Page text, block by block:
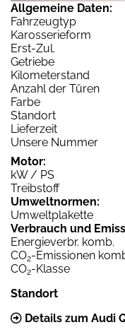
Allgemeine Daten:
Fahrzeugtyp
Karosserieform
Erst-Zul.
Getriebe
Kilometerstand
Anzahl der Türen
Farbe
Standort
Lieferzeit
Unsere Nummer
Motor:
kW / PS
Treibstoff
Umweltnormen:
Umweltplakette
Verbrauch und
Energieverbr. komb.
CO2-Emissionen
CO2-Klasse
Standort
Details zum Audi